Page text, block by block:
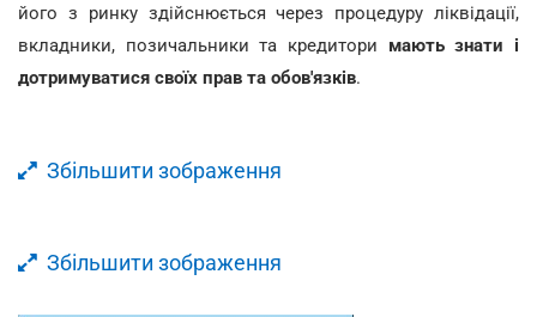
його з ринку здійснюється через процедуру ліквідації,
вкладники, позичальники та кредитори мають знати і
дотримуватися своїх прав та обов'язків.
Збільшити зображення
Збільшити зображення